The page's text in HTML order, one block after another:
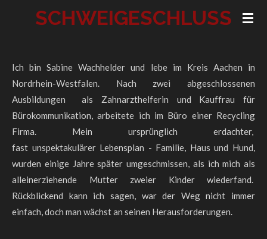
SCHWEIGESCHLUSS
Ich bin Sabine Wachhelder und lebe im Kreis Aachen in
Nordrhein-Westfalen. Nach zwei abgeschlossenen
Ausbildungen als Zahnarzthelferin und Kauffrau für
Bürokommunikation, arbeitete ich im Büro einer Recycling
Firma. Mein ursprünglich erdachter,
fast unspektakulärer Lebensplan - Familie, Haus und Hund,
wurden einige Jahre später umgeschmissen, als ich mich als
alleinerziehende Mutter zweier Kinder wiederfand.
Rückblickend kann ich sagen, war der Weg nicht immer
einfach, doch man wächst an seinen Herausforderungen.